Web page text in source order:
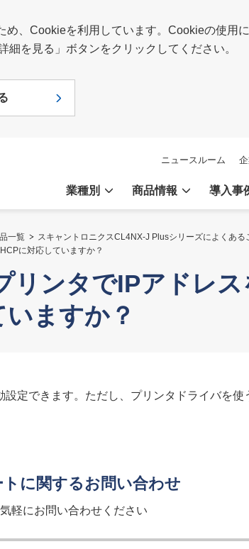
、Cookieを利用しています。Cookieの使用
を見る」ボタンをクリックしてください。
業種別 商品情報 導入事
ニュースルーム
一覧
スキャントロニクスCL4NX-J Plusシリーズによくある
に対応していますか？
リンタでIPアドレ
ますか？
定できます。ただし、プリンタドライバを
トに関するお問い合わせ
軽にお問い合わせください